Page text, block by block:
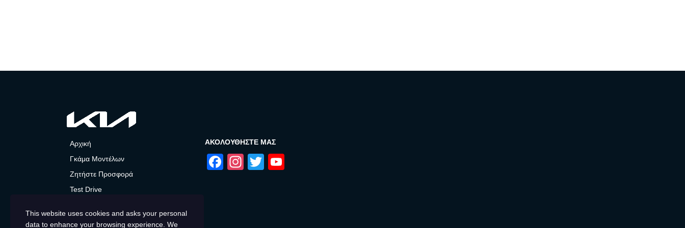
Αρχική
Γκάμα Μοντέλων
Ζητήστε Προσφορά
Test Drive
ΑΚΟΛΟΥΘΉΣΤΕ ΜΑΣ
Facebook
Instagram
Twitter
This website uses cookies and asks your personal
data to enhance your browsing experience. We